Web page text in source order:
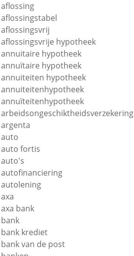
aflossing
aflossingstabel
aflossingsvrij
aflossingsvrije hypotheek
annuitaire hypotheek
annuïtaire hypotheek
annuiteiten hypotheek
annuiteitenhypotheek
annuïteitenhypotheek
arbeidsongeschiktheidsverzekering
argenta
auto
auto fortis
auto's
autofinanciering
autolening
axa
axa bank
bank
bank krediet
bank van de post